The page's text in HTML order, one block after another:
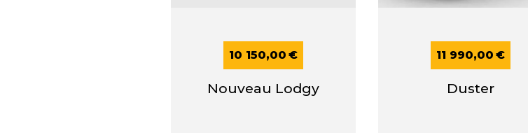
10 150,00 €
Nouveau Lodgy
11 990,00 €
Duster